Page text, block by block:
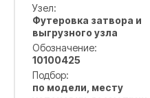
Узел:
Футеровка затвора и
выгрузного узла
Обозначение:
10100425
Подбор:
по модели, месту